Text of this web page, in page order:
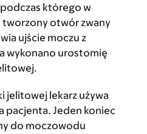
którego w
otwór zwany
ujście moczu z
wykonano urostomię
jelitowej lekarz używa
pacjenta. Jeden koniec
do moczowodu